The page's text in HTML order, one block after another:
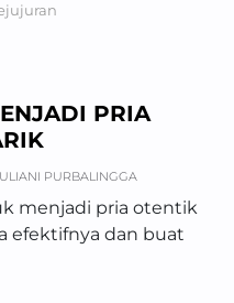
PRIA
PURBALINGGA
menjadi pria otentik
efektifnya dan buat